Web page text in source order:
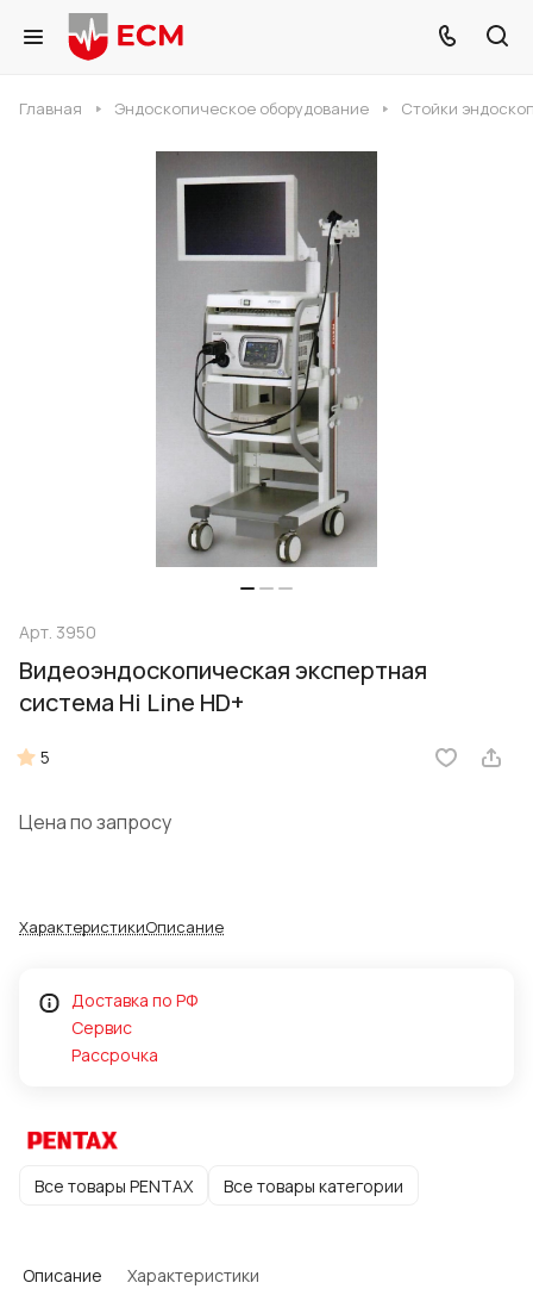
Главная Эндоскопическое оборудование Стойки
Арт. 3950
Видеоэндоскопическая экспертная
система Hi Line HD+
5
Цена по запросу
ХарактеристикиОписание
Доставка по РФ
Сервис
Рассрочка
Все товары PENTAX Все товары категории
Описание Характеристики